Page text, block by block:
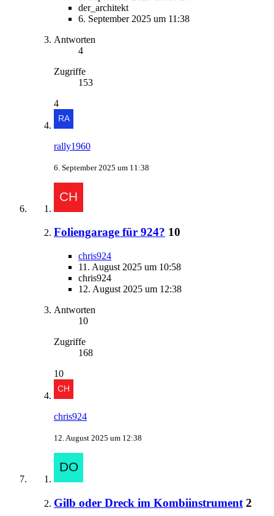
der_architekt
6. September 2025 um 11:38
Antworten
4
Zugriffe
153
4
rally1960
6. September 2025 um 11:38
Foliengarage für 924? 10
chris924
11. August 2025 um 10:58
chris924
12. August 2025 um 12:38
Antworten
10
Zugriffe
168
10
chris924
12. August 2025 um 12:38
Gilb oder Dreck im Kombiinstrument 2